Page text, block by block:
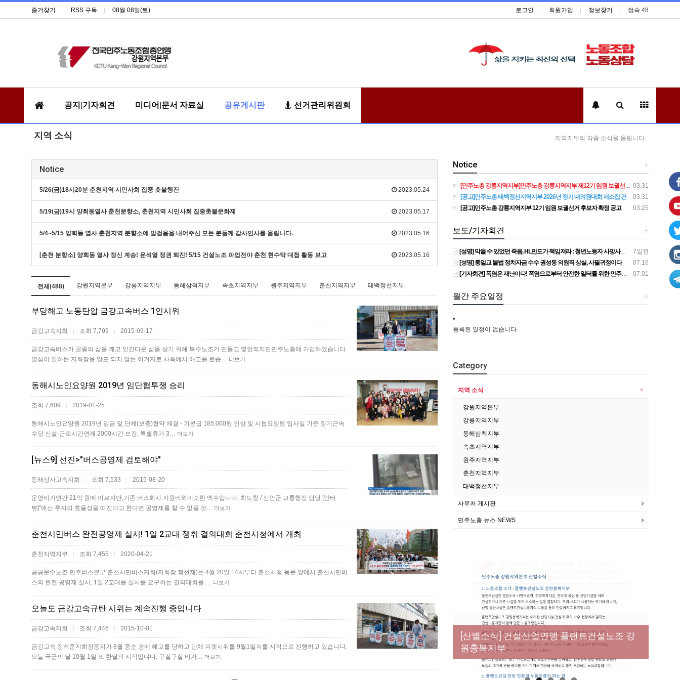
즐겨찾기 RSS 구독 08월 08일(토) 로그인 회원가입 정보찾기 접속 48
공지|기자회견 미디어|문서 자료실 공유게시판 선거관리위원회
지역 소식 지역지부의 각종 소식을 올립니다.
Notice
2023.05.24
5/26(금)18시20분 춘천지역 시민사회 집중 촛불행진
2023.05.17
5/19(금)19시 양회동열사 춘천분향소, 춘천지역 시민사회 집중촛불문화제
2023.05.16
5/4~5/15 양회동 열사 춘천지역 분향소에 발걸음을 내어주신 모든 분들께 감사인사를 올립니다.
2023.05.16
[춘천 분향소] 양회동 열사 정신 계승! 윤석열 정권 퇴진! 5/15 건설노조 파업전야 춘천 현수막 대첩 활동 보고
전체(488) 강원지역본부 강릉지역지부 동해삼척지부 속초지역지부 원주지역지부 춘천지역지부 태백정선지부
부당해고 노동탄압 금강고속버스 1인시위
금강고속지회 | 조회 7,709 | 2015-09-17
금강고속버스가 굴종의 삶을 깨고 인간다운 삶을 살기 위해 복수노조가 만들고 몇안되지만민주노총에 가입하였습니다.
열심히 일하는 지회장을 말도 되지 않는 어거지로 사측에서 해고를 했습… 더보기
동해시노인요양원 2019년 임단협투쟁 승리
조회 7,609 | 2019-01-25
동해시노인요양원 2019년 임금 및 단체(보충)협약 체결 - 기본급 185,000원 인상 및 시립요양원 입사일 기준 장기근속
수당 신설-​근로시간면제 2000시간 보장, 특별휴가 3… 더보기
[뉴스9] 선진>"버스공영제 검토해야"
동해상사고속지회 | 조회 7,533 | 2015-08-20
운영비가연간 21억 원에 이르지만,기존 버스회사 지원비와비슷한 액수입니다. 최도청 / 신안군 교통행정 담당 [인터
뷰]"예산 투자의 효율성을 따진다고 한다면 공영제를 할 수 없을 것… 더보기
춘천시민버스 완전공영제 실시! 1일 2교대 쟁취 결의대회 춘천시청에서 개최
춘천지역지부 | 조회 7,455 | 2020-04-21
공공운수노조 민주버스본부 춘천시민버스지회(지회장 황선재)는 4월 20일 14시부터 춘천시청 동문 앞에서 춘천시민버
스의 완전 공영제 실시, 1일 2교대를 실시를 요구하는 결의대회를 … 더보기
오늘도 금강고속규탄 시위는 계속진행 중입니다
금강고속지회 | 조회 7,446 | 2015-10-01
금강고속 장석준지회장동지가 8월 중순 경에 해고를 당하고 단체 피켓시위를 9월1일자를 시작으로 진행하고 있습니다.
오늘 국군의 날 10월 1일 또 한달의 시작입니다. 구질구질 비가… 더보기
+
Notice
03.31
[민주노총 강릉지역지부]민주노총 강릉지역지부 제12기 임원 보궐선거결과 공고
03.31
[공고]민주노총 태백정선지역지부 2026년 정기 대의원대회 재소집 건
03.25
[공고]민주노총 강릉지역지부 12기 임원 보궐선거 후보자 확정 공고
+
보도/기자회견
7일전
[성명] 막을 수 있었던 죽음, HL만도가 책임져라 : 청년노동자 사망사고의 철저한 진상규명과 재발방지 대책 마련하라
07.16
[성명] 통일교 불법 정치자금 수수 권성동 의원직 상실, 사필귀정이다
07.01
[기자회견] 폭염은 재난이다! 폭염으로부터 안전한 일터를 위한 민주노총 강원지역본부 폭염감시단 선포 기자회견
+
월간 주요일정
등록된 일정이 없습니다.
Category
지역 소식
강원지역본부
강릉지역지부
동해삼척지부
속초지역지부
원주지역지부
춘천지역지부
태백정선지부
사무처 게시판
민주노총 뉴스 NEWS
[성명] 막을 수 있었던 죽음, HL만도가 책임져
라 : 청년노동자 사망사고의 철저한 진상규명
과 재발방지 대책 마련하라
[산별소식] 건설산업연맹 플랜트건설노조 강
원충북지부
[강릉,속초,원주,춘천] 폭염감시단 사업 이모저
모
[조합원☆인터뷰] 서비스연맹 전국학교비정
규직노동조합 강원지부 김유미 춘천지회장
[본부소식] 강원지역 노동자 합창단 모임